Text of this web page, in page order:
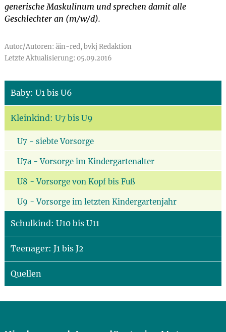
generische Maskulinum und sprechen damit alle
Geschlechter an (m/w/d).
Autor/Autoren: äin-red, bvkj Redaktion
Letzte Aktualisierung: 05.09.2016
Baby: U1 bis U6
Kleinkind: U7 bis U9
U7 - siebte Vorsorge
U7a - Vorsorge im Kindergartenalter
U8 - Vorsorge von Kopf bis Fuß
U9 - Vorsorge im letzten Kindergartenjahr
Schulkind: U10 bis U11
Teenager: J1 bis J2
Quellen